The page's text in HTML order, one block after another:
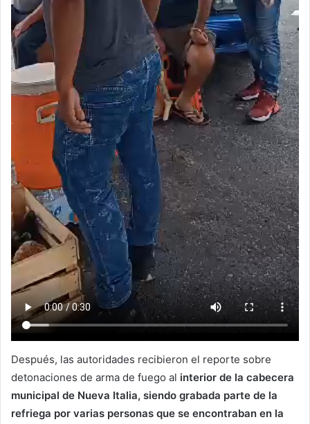
Después, las autoridades recibieron el reporte sobre
detonaciones de arma de fuego al interior de la cabecera
municipal de Nueva Italia, siendo grabada parte de la
refriega por varias personas que se encontraban en la